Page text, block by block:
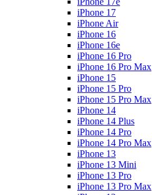
iPhone 17
iPhone Air
iPhone 16
iPhone 16e
iPhone 16 Pro
iPhone 16 Pro Max
iPhone 15
iPhone 15 Pro
iPhone 15 Pro Max
iPhone 14
iPhone 14 Plus
iPhone 14 Pro
iPhone 14 Pro Max
iPhone 13
iPhone 13 Mini
iPhone 13 Pro
iPhone 13 Pro Max